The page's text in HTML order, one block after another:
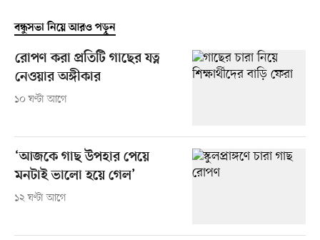
বন্ধুসভা নিয়ে আরও পড়ুন
রোপণ করা প্রতিটি গাছের যত্ন
নেওয়ার অঙ্গীকার
১০ ঘণ্টা আগে
‘আজকে গাছ উপহার পেয়ে
মনটাই ভালো হয়ে গেল’
১২ ঘণ্টা আগে